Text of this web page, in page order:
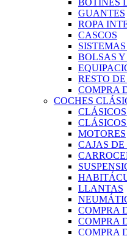
BOTINES
GUANTES
ROPA
CASCOS
BOLSAS
RESTO
COMPRA
COCHES
MOTORES
CAJAS
LLANTAS
COMPRA
COMPRA
COMPRA